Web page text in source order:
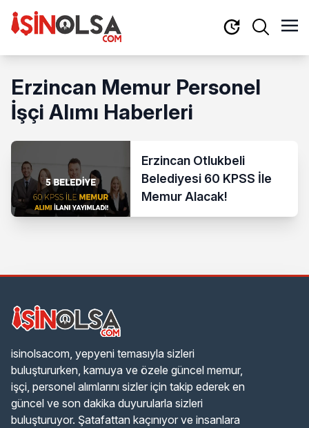
Erzincan Memur Personel
İşçi Alımı Haberleri
Erzincan Otlukbeli
Belediyesi 60 KPSS İle
Memur Alacak!
isinolsacom, yepyeni temasıyla sizleri
buluştururken, kamuya ve özele güncel memur,
işçi, personel alımlarını sizler için takip ederek en
güncel ve son dakika duyurularla sizleri
buluşturuyor. Şatafattan kaçınıyor ve insanlara